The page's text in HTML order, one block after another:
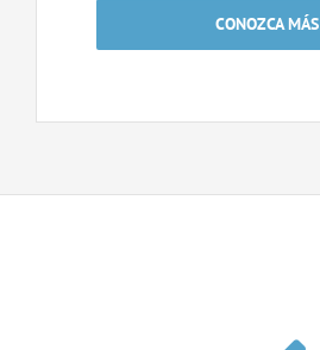
CONOZCA MÁS